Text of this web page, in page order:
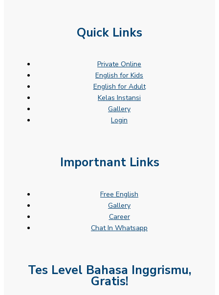
Quick Links
Private Online
English for Kids
English for Adult
Kelas Instansi
Gallery
Login
Importnant Links
Free English
Gallery
Career
Chat In Whatsapp
Tes Level Bahasa Inggrismu,
Gratis!